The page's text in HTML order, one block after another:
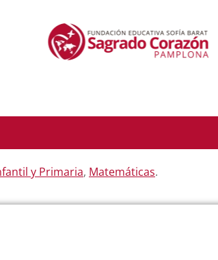
y Primaria, Matemáticas.